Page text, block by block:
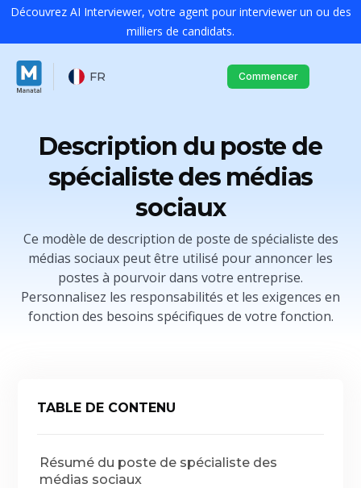
Découvrez AI Interviewer, votre agent pour interviewer un ou des
milliers de candidats.
FR Commencer
Description du poste de
spécialiste des médias
sociaux
Ce modèle de description de poste de spécialiste des
médias sociaux peut être utilisé pour annoncer les
postes à pourvoir dans votre entreprise.
Personnalisez les responsabilités et les exigences en
fonction des besoins spécifiques de votre fonction.
TABLE DE CONTENU
Résumé du poste de spécialiste des
médias sociaux